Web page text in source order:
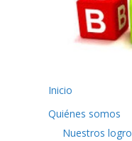
Inicio
Quiénes somos
Nuestros